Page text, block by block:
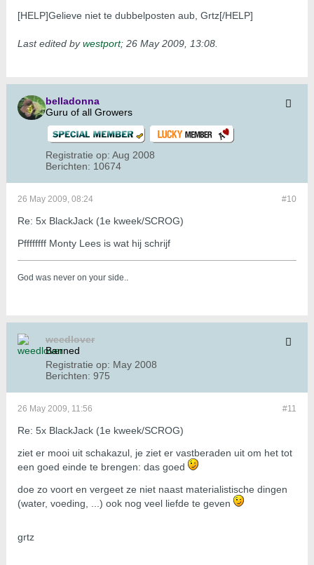
[HELP]Gelieve niet te dubbelposten aub, Grtz[/HELP]
Last edited bywestport; 26 May 2009, 13:08
belladonna
Guru of all Growers
Registratie op: Aug 2008
Berichten: 10674
#10
26 May 2009, 08:24
Re: 5x BlackJack (1e kweek/SCROG)
Pffffffff Monty Lees is wat hij schrijf
God was never on your side..
weedlover
Banned
Registratie op: May 2008
Berichten: 975
#11
26 May 2009, 11:56
Re: 5x BlackJack (1e kweek/SCROG)
ziet er mooi uit schakazul, je ziet er vastberaden uit om het tot
een goed einde te brengen: das goed
doe zo voort en vergeet ze niet naast materialistische dingen
(water, voeding, ...) ook nog veel liefde te geven
grtz